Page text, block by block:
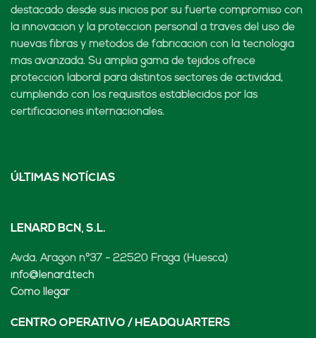
destacado desde sus inicios por su fuerte compromiso con
la innovación y la protección personal a través del uso de
nuevas fibras y métodos de fabricación con la tecnología
más avanzada. Su amplia gama de tejidos ofrece
protección laboral para distintos sectores de actividad,
cumpliendo con los requisitos establecidos por las
certificaciones internacionales.
ÚLTIMAS NOTÍCIAS
LENARD BCN, S.L.
Avda. Aragón nº37 - 22520 Fraga (Huesca)
info@lenard.tech
Cómo llegar
CENTRO OPERATIVO / HEADQUARTERS